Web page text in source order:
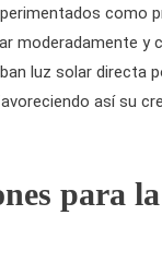
como
moderadamente y
luz solar directa
así su
para la